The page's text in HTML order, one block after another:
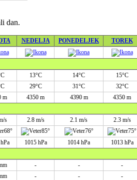
dan.
NEDELJA PONEDELJEK
TOREK
13°C 14°C
15°C
29°C 31°C
32°C
m 4350 m 4390 m
4350 m
s 2.8 m/s 2.1 m/s
2.3 m/s
68° 85° 76°
75°
1015 hPa 1014 hPa
1013 hPa
- -
-
- -
-